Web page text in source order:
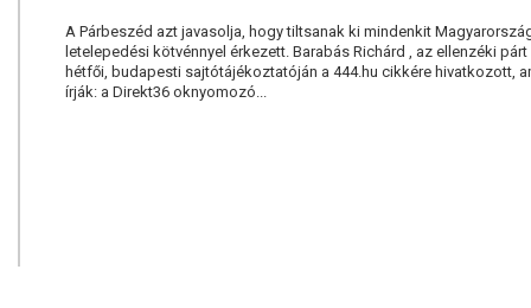
A Párbeszéd azt javasolja, hogy tiltsanak ki mindenkit
letelepedési kötvénnyel érkezett. Barabás Richárd , az ellenzéki
hétfői, budapesti sajtótájékoztatóján a 444.hu cikkére hivatkozott,
írják: a Direkt36 oknyomozó...